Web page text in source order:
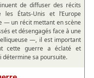
de diffuser des récits
États-Unis et l’Europe
— un récit mettant en scène
et désengagés face à une
—, il est important
cette guerre a éclaté et
détermine sa poursuite.